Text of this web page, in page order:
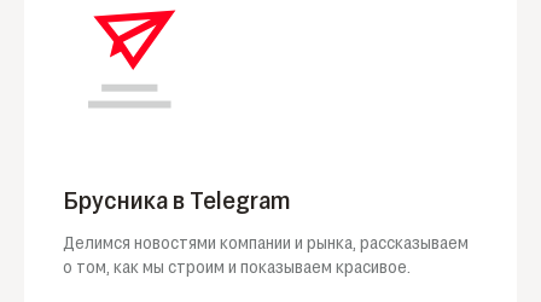
Брусника в Telegram
Делимся новостями компании и рынка, рассказываем
о том, как мы строим и показываем красивое.